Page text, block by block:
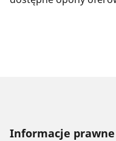
Informacje prawne